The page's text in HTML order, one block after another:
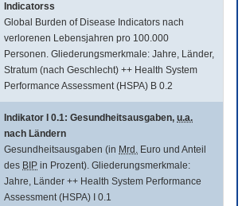
Indicatorss
Global Burden of Disease Indicators nach
verlorenen Lebensjahren pro 100.000
Personen. Gliederungsmerkmale: Jahre, Länder,
Stratum (nach Geschlecht) ++ Health System
Performance Assessment (HSPA) B 0.2
Indikator I 0.1: Gesundheitsausgaben, u.a.
nach Ländern
Gesundheitsausgaben (in Mrd. Euro und Anteil
des BIP in Prozent). Gliederungsmerkmale:
Jahre, Länder ++ Health System Performance
Assessment (HSPA) I 0.1